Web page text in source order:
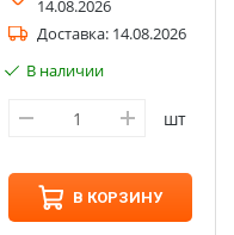
14.08.2026
Доставка: 14.08.2026
В наличии
шт
В КОРЗИНУ